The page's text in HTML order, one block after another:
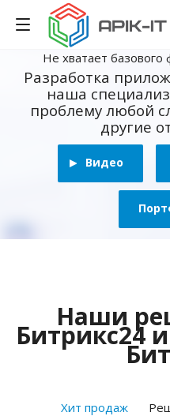
Не хватает базового
Разработка
наша
проблему любой
другие
Видео
Наши
Битрикс24
Хит продаж